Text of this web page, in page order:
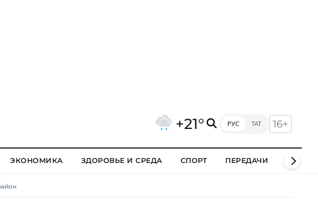
+21° РУС ТАТ 16+
ЭКОНОМИКА ЗДОРОВЬЕ И СРЕДА СПОРТ ПЕРЕДАЧИ КЛИПЫ